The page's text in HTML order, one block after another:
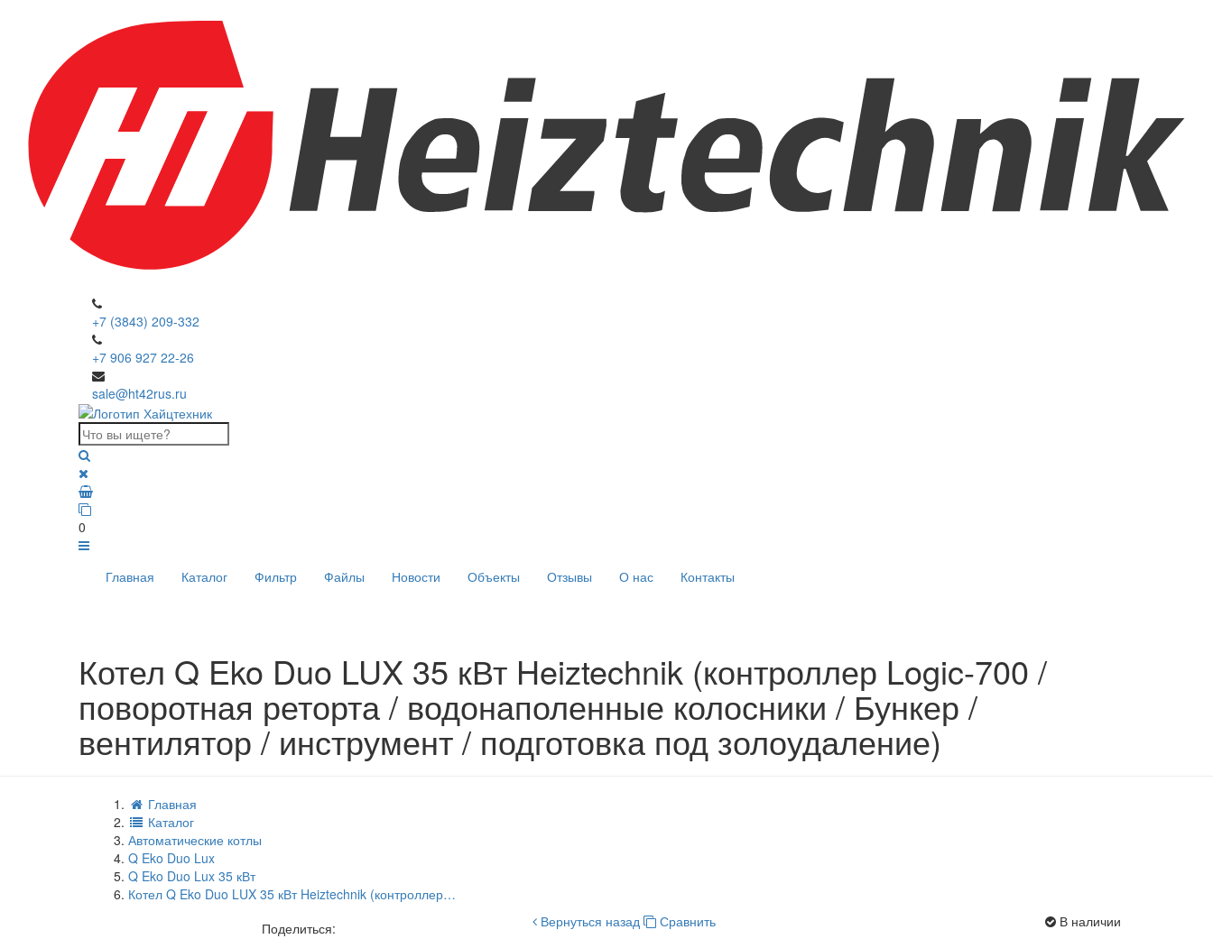
+7 (3843) 209-332
+7 906 927 22-26
sale@ht42rus.ru
0
Главная Каталог Фильтр Файлы Новости Объекты Отзывы О нас Контакты
Котел Q Eko Duo LUX 35 кВт Heiztechnik (контроллер Logic-700 /
поворотная реторта / водонаполенные колосники / Бункер /
вентилятор / инструмент / подготовка под золоудаление)
Главная
Каталог
Автоматические котлы
Q Eko Duo Lux
Q Eko Duo Lux 35 кВт
Котел Q Eko Duo LUX 35 кВт Heiztechnik (контроллер…
Поделиться:
Вернуться назад Сравнить В наличии